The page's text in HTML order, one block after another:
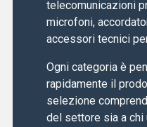
telecomunicazioni
microfoni,
accessori tecnici
Ogni categoria è
rapidamente il
selezione
del settore sia a